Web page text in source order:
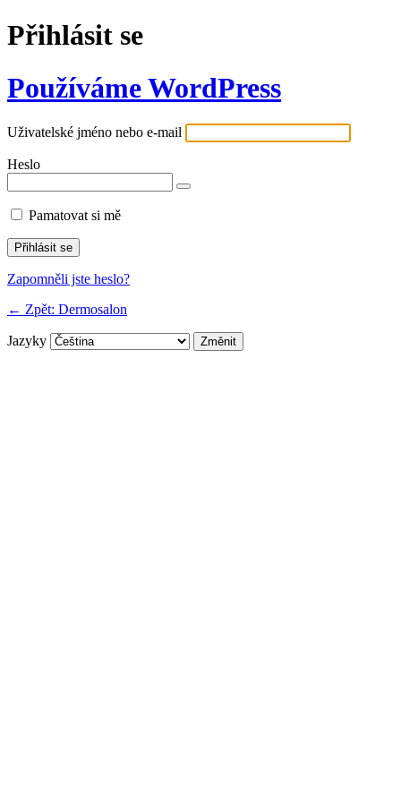
Přihlásit se
Používáme WordPress
Uživatelské jméno nebo e-mail
Heslo
Pamatovat si mě
Zapomněli jste heslo?
← Zpět: Dermosalon
Jazyky